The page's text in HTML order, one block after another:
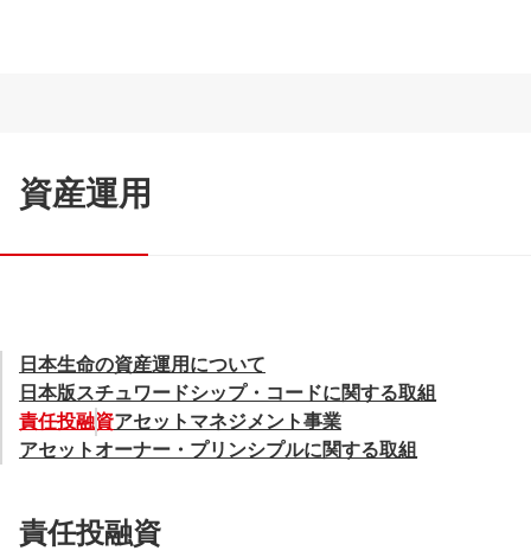
資産運用
日本生命の資産運用について
日本版スチュワードシップ・コードに関する取組
責任投融資アセットマネジメント事業
アセットオーナー・プリンシプルに関する取組
責任投融資